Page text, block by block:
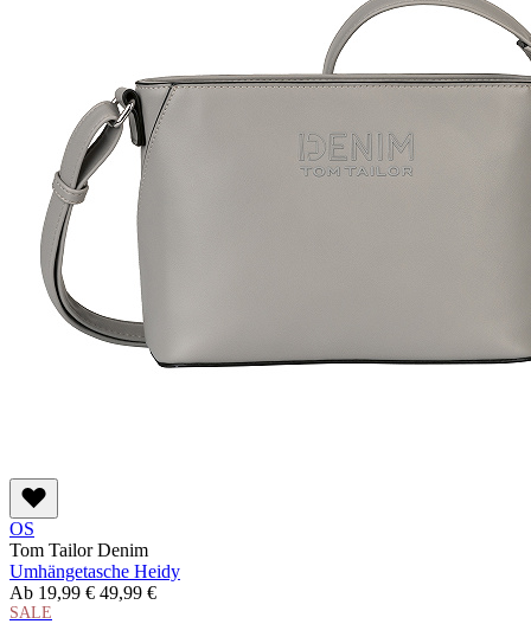
OS
Tom Tailor Denim
Umhängetasche Heidy
Ab 19,99 € 49,99 €
SALE